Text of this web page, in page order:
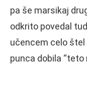
pa še marsikaj
odkrito povedal
učencem celo štel
punca dobila “teto